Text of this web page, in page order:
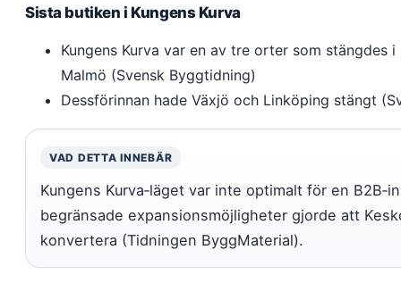
Sista butiken i Kungens Kurva
Kungens Kurva var en av tre orter som stängdes
Malmö (Svensk Byggtidning)
Dessförinnan hade Växjö och Linköping stängt
VAD DETTA INNEBÄR
Kungens Kurva‑läget var inte optimalt för en
begränsade expansionsmöjligheter gjorde att
konvertera (Tidningen ByggMaterial).